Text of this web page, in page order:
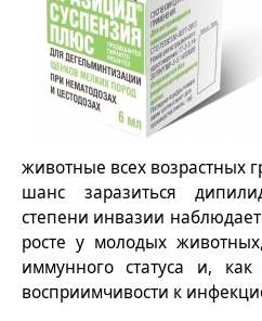
животные всех возрастных
шанс заразиться
степени инвазии
росте у молодых
иммунного статуса и,
восприимчивости к